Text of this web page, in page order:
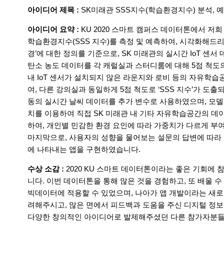
아이디어 제목 : SK미래관 SSS지수(학습환경지수) 분석,
아이디어 요약 : KU 2020 스마트 캠퍼스 데이터톤에서 저
학습환경지수(SSS 지수)를 측정 및 예측하여, 시각화해드
경’에 대한 정의를 기준으로, SK 미래관의 실시간 IoT 센
탄소 농도 데이터를 각 캐럴실과 스터디룸에 대해 5점 척도
내 IoT 센서가 설치되지 않은 라운지와 로비 등의 자유학
여, 다른 강의실과 동일하게 5점 척도로 ‘SSS 지수’가 도
동의 실시간 날씨 데이터를 추가 변수로 사용하였으며, 모
치를 이용하여 직접 SK 미래관 내 기타 자유학습공간의
하여, 개인별 민감한 환경 요인에 따라 가중치가 다르게 부
마지막으로, 사용자의 성향을 물어보는 설문의 답변에 따
에 나타내는 앱을 구현하였습니다.
수상 소감 : 2020 KU 스마트 데이터톤이라는 좋은 기회에
니다. 이번 데이터톤을 통해 많은 것을 경험하고, 또 배울
빅데이터에 적용할 수 있었으며, 나아가 앱 개발이라는 새
려해주시고, 많은 면에서 피드백과 도움을 주신 디지털 정
다양한 창의적인 아이디어로 발제해주셨던 다른 참가자분